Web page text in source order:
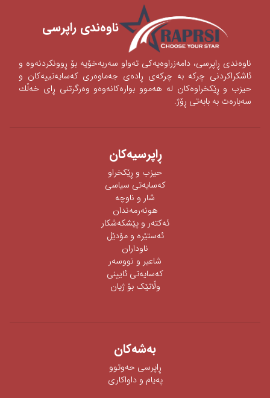
ناوه‌ندی ‌راپرسی
ناوه‌ندی‌ ڕاپرسی‌، دامه‌زراوه‌یه‌كی‌ ته‌واو سه‌ربه‌خۆیه‌ بۆ ڕوونكردنه‌وه‌ و
ئاشكراكردنی‌‌ چركه‌ به‌ چركه‌ی‌ ڕاده‌ی‌ جه‌ماوه‌ری‌ كه‌سایه‌تییه‌كان و
حیزب و ڕێكخراوه‌كان له‌ هه‌موو بواره‌كانه‌وه‌‌‌و وه‌رگرتنی‌ ڕای‌ خه‌ڵك
سه‌باره‌ت به‌ بابه‌تی‌ ڕۆژ.
ڕاپرسیه‌كان
حیزب و ڕێکخراو
كەسایەتی سیاسی
شار و ناوچە
هونەرمەندان
ئه‌كته‌ر‌ و پێشكه‌شكار
ئه‌ستێره‌ و مۆدێل
ناوداران
شاعیر و نووسەر
كەسایەتی ئایینی
وڵاتێک بۆ ژیان
به‌شه‌كان
ڕاپرسی‌ حه‌وتوو
په‌یام و داواكاری‌